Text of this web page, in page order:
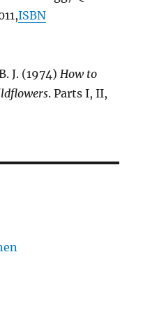
ISBN
J. (1974)How to
. Parts I, II,